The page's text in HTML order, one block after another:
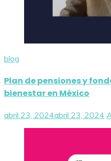
blog
Plan de pensiones y
bienestar en México
abril 23, 2024abril 23, 2024